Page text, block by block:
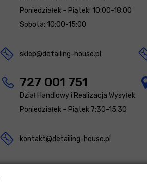
Poniedziałek – Piątek: 10:00-18:00
Sobota: 10:00-15:00
sklep@detailing-house.pl
727 001 751
Dział Handlowy i Realizacja Wysyłek
Poniedziałek – Piątek 7:30-15.30
kontakt@detailing-house.pl